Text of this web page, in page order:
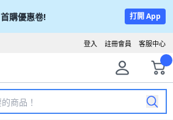
首購優惠卷! 打開 App
客服中心
註冊會員
登入